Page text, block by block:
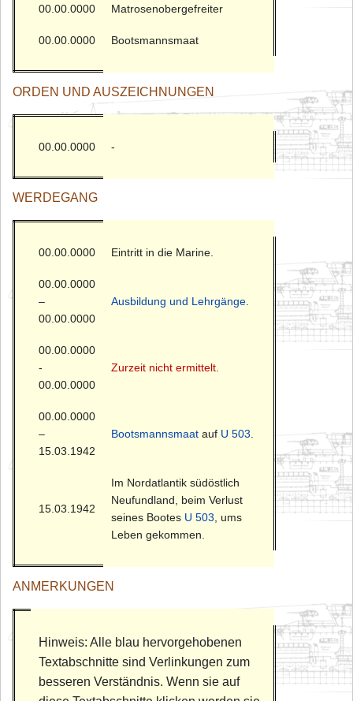
00.00.0000 Matrosenobergefreiter
00.00.0000 Bootsmannsmaat
ORDEN UND AUSZEICHNUNGEN
00.00.0000 -
WERDEGANG
00.00.0000 Eintritt in die Marine.
00.00.0000
–
00.00.0000
Ausbildung und Lehrgänge.
00.00.0000
-
00.00.0000
Zurzeit nicht ermittelt.
00.00.0000
–
15.03.1942
Bootsmannsmaat auf U 503.
15.03.1942
Im Nordatlantik südöstlich
Neufundland, beim Verlust
seines Bootes U 503, ums
Leben gekommen.
ANMERKUNGEN
Hinweis: Alle blau hervorgehobenen
Textabschnitte sind Verlinkungen zum
besseren Verständnis. Wenn sie auf